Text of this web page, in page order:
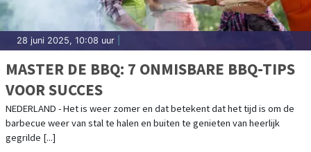
28 juni 2025, 10:08 uur
MASTER DE BBQ: 7 ONMISBARE BBQ-TIPS
VOOR SUCCES
NEDERLAND - Het is weer zomer en dat betekent dat het tijd is om de
barbecue weer van stal te halen en buiten te genieten van heerlijk
gegrilde [...]